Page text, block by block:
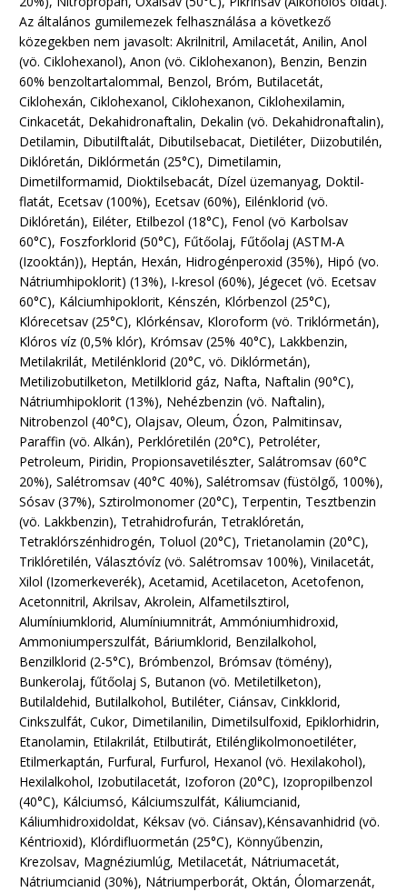
Az általános gumilemezek felhasználása a következő
közegekben nem javasolt: Akrilnitril, Amilacetát, Anilin, Anol
(vö. Ciklohexanol), Anon (vö. Ciklohexanon), Benzin, Benzin
60% benzoltartalommal, Benzol, Bróm, Butilacetát,
Ciklohexán, Ciklohexanol, Ciklohexanon, Ciklohexilamin,
Cinkacetát, Dekahidronaftalin, Dekalin (vö. Dekahidronaftalin),
Detilamin, Dibutilftalát, Dibutilsebacat, Dietiléter, Diizobutilén,
Diklóretán, Diklórmetán (25°C), Dimetilamin,
Dimetilformamid, Dioktilsebacát, Dízel üzemanyag, Doktil-
flatát, Ecetsav (100%), Ecetsav (60%), Eilénklorid (vö.
Diklóretán), Eiléter, Etilbezol (18°C), Fenol (vö Karbolsav
60°C), Foszforklorid (50°C), Fűtőolaj, Fűtőolaj (ASTM-A
(Izooktán)), Heptán, Hexán, Hidrogénperoxid (35%), Hipó (vo.
Nátriumhipoklorit) (13%), I-kresol (60%), Jégecet (vö. Ecetsav
60°C), Kálciumhipoklorit, Kénszén, Klórbenzol (25°C),
Klórecetsav (25°C), Klórkénsav, Kloroform (vö. Triklórmetán),
Klóros víz (0,5% klór), Krómsav (25% 40°C), Lakkbenzin,
Metilakrilát, Metilénklorid (20°C, vö. Diklórmetán),
Metilizobutilketon, Metilklorid gáz, Nafta, Naftalin (90°C),
Nátriumhipoklorit (13%), Nehézbenzin (vö. Naftalin),
Nitrobenzol (40°C), Olajsav, Oleum, Ózon, Palmitinsav,
Paraffin (vö. Alkán), Perklóretilén (20°C), Petroléter,
Petroleum, Piridin, Propionsavetilészter, Salátromsav (60°C
20%), Salétromsav (40°C 40%), Salétromsav (füstölgő, 100%),
Sósav (37%), Sztirolmonomer (20°C), Terpentin, Tesztbenzin
(vö. Lakkbenzin), Tetrahidrofurán, Tetraklóretán,
Tetraklórszénhidrogén, Toluol (20°C), Trietanolamin (20°C),
Triklóretilén, Választóvíz (vö. Salétromsav 100%), Vinilacetát,
Xilol (Izomerkeverék), Acetamid, Acetilaceton, Acetofenon,
Acetonnitril, Akrilsav, Akrolein, Alfametilsztirol,
Alumíniumklorid, Alumíniumnitrát, Ammóniumhidroxid,
Ammoniumperszulfát, Báriumklorid, Benzilalkohol,
Benzilklorid (2-5°C), Brómbenzol, Brómsav (tömény),
Bunkerolaj, fűtőolaj S, Butanon (vö. Metiletilketon),
Butilaldehid, Butilalkohol, Butiléter, Ciánsav, Cinkklorid,
Cinkszulfát, Cukor, Dimetilanilin, Dimetilsulfoxid, Epiklorhidrin,
Etanolamin, Etilakrilát, Etilbutirát, Etilénglikolmonoetiléter,
Etilmerkaptán, Furfural, Furfurol, Hexanol (vö. Hexilakohol),
Hexilalkohol, Izobutilacetát, Izoforon (20°C), Izopropilbenzol
(40°C), Kálciumsó, Kálciumszulfát, Káliumcianid,
Káliumhidroxidoldat, Kéksav (vö. Ciánsav),Kénsavanhidrid (vö.
Kéntrioxid), Klórdifluormetán (25°C), Könnyűbenzin,
Krezolsav, Magnéziumlúg, Metilacetát, Nátriumacetát,
Nátriumcianid (30%), Nátriumperborát, Oktán, Ólomarzenát,